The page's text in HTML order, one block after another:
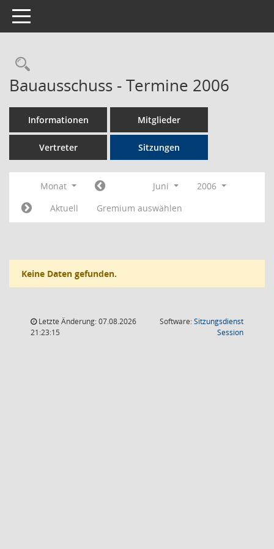
Toggle navigation
Rechercheauswahl
Bauausschuss - Termine 2006
Informationen Mitglieder
Vertreter Sitzungen
Monat Juni
2006
Aktuell
Gremium auswählen
Keine Daten gefunden.
Letzte Änderung: 07.08.2026
21:23:15
Software:Sitzungsdienst
Session(Wird in